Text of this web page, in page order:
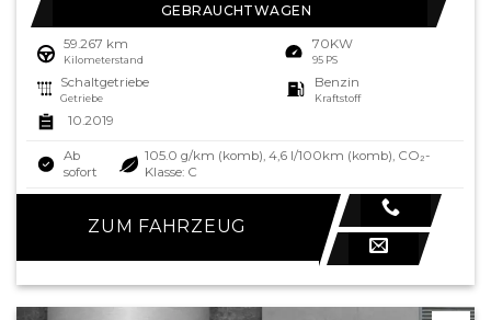
GEBRAUCHTWAGEN
59.267 km
Kilometerstand
70KW
95 PS
Schaltgetriebe
Getriebe
Benzin
Kraftstoff
10.2019
Ab
sofort
105.0 g/km (komb), 4,6 l/100km (komb), CO₂-
Klasse: C
ZUM FAHRZEUG